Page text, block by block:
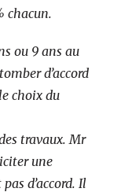
chacun.
ou 9 ans au
d’accord
choix du
travaux. Mr
une
d’accord. Il